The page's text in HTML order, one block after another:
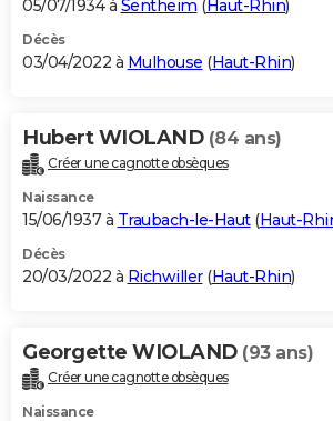
05/07/1934 à Sentheim ( Haut-Rhin)
Décès
03/04/2022 à Mulhouse (Haut-Rhin)
Hubert WIOLAND (84 ans)
Créer une cagnotte obsèques
Naissance
15/06/1937 à Traubach-le-Haut(Haut-
Décès
20/03/2022 à Richwiller(Haut-Rhin)
Georgette WIOLAND (93 ans)
Créer une cagnotte obsèques
Naissance